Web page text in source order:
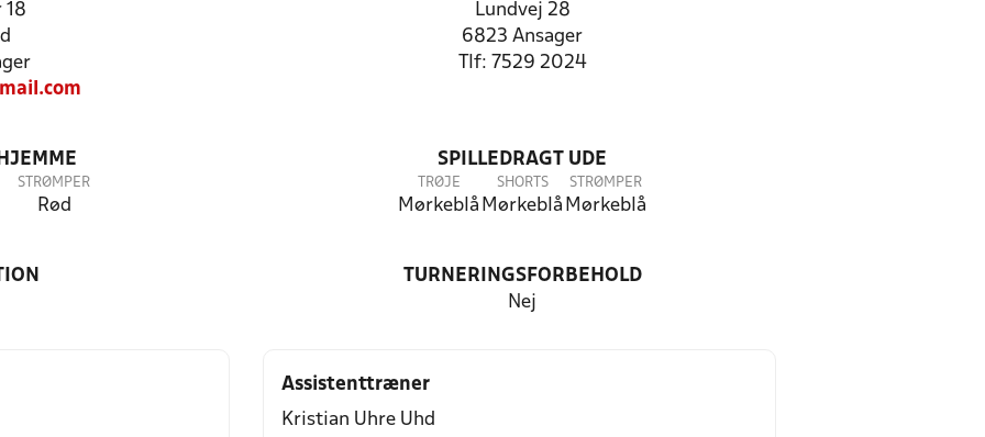
18
Lundvej 28
6823 Ansager
Tlf: 7529 2024
STRØMPER
Rød
SPILLEDRAGT UDE
TRØJE
Mørkeblå
SHORTS
Mørkeblå
STRØMPER
Mørkeblå
TURNERINGSFORBEHOLD
Nej
Assistenttræner
Kristian Uhre Uhd